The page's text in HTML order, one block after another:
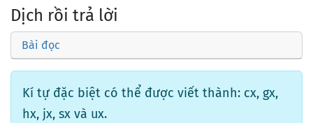
Dịch rồi trả lời
Bài đọc
Kí tự đặc biệt có thể được viết thành: cx, gx,
hx, jx, sx và ux.